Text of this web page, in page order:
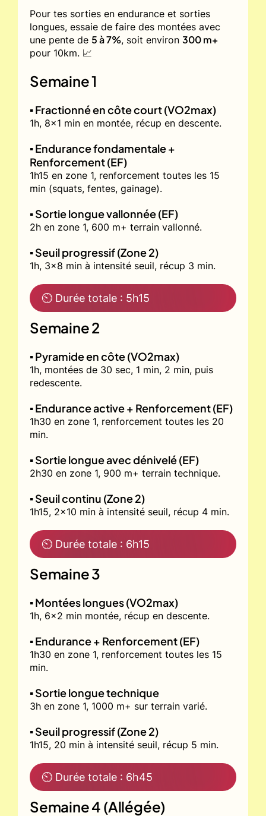
Pour tes sorties en endurance et sorties
longues, essaie de faire des montées avec
une pente de 5 à 7%, soit environ 300 m+
pour 10km. 📈
Semaine 1
▪️ Fractionné en côte court (VO2max)
1h, 8x1 min en montée, récup en descente.
▪️ Endurance fondamentale +
Renforcement (EF)
1h15 en zone 1, renforcement toutes les 15
min (squats, fentes, gainage).
▪️ Sortie longue vallonnée (EF)
2h en zone 1, 600 m+ terrain vallonné.
▪️ Seuil progressif (Zone 2)
1h, 3x8 min à intensité seuil, récup 3 min.
⏲ Durée totale : 5h15
Semaine 2
▪️ Pyramide en côte (VO2max)
1h, montées de 30 sec, 1 min, 2 min, puis
redescente.
▪️ Endurance active + Renforcement (EF)
1h30 en zone 1, renforcement toutes les 20
min.
▪️ Sortie longue avec dénivelé (EF)
2h30 en zone 1, 900 m+ terrain technique.
▪️ Seuil continu (Zone 2)
1h15, 2x10 min à intensité seuil, récup 4 min.
⏲ Durée totale : 6h15
Semaine 3
▪️ Montées longues (VO2max)
1h, 6x2 min montée, récup en descente.
▪️ Endurance + Renforcement (EF)
1h30 en zone 1, renforcement toutes les 15
min.
▪️ Sortie longue technique
3h en zone 1, 1000 m+ sur terrain varié.
▪️ Seuil progressif (Zone 2)
1h15, 20 min à intensité seuil, récup 5 min.
⏲ Durée totale : 6h45
Semaine 4 (Allégée)